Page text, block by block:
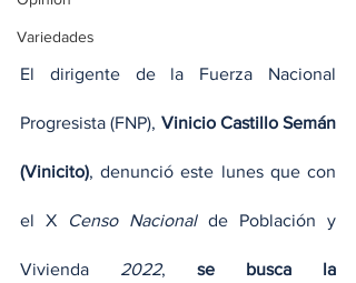
Variedades
El dirigente de la Fuerza Nacional
Progresista (FNP), Vinicio Castillo Semán
(Vinicito), denunció este lunes que con
el X Censo Nacional de Población y
Vivienda 2022, se busca la